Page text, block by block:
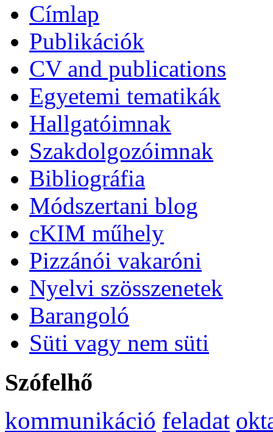
Címlap
Publikációk
CV and publications
Egyetemi tematikák
Hallgatóimnak
Szakdolgozóimnak
Bibliográfia
Módszertani blog
cKIM műhely
Pizzánói vakaróni
Nyelvi szösszenetek
Barangoló
Süti vagy nem süti
Szófelhő
kommunikáció feladat